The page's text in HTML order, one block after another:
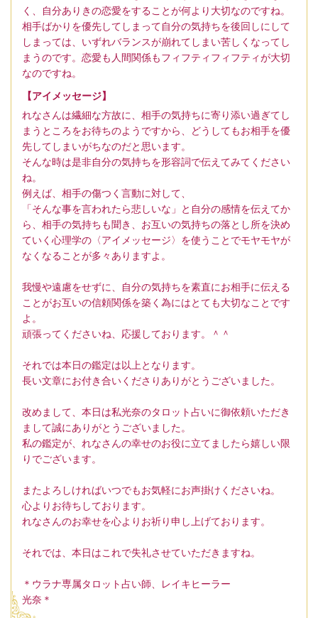
く、自分ありきの恋愛をすることが何より大切なのですね。
相手ばかりを優先してしまって自分の気持ちを後回しにして
しまっては、いずれバランスが崩れてしまい苦しくなってし
まうのです。恋愛も人間関係もフィフティフィフティが大切
なのですね。
【アイメッセージ】
れなさんは繊細な方故に、相手の気持ちに寄り添い過ぎてし
まうところをお待ちのようですから、どうしてもお相手を優
先してしまいがちなのだと思います。
そんな時は是非自分の気持ちを形容詞で伝えてみてください
ね。
例えば、相手の傷つく言動に対して、
「そんな事を言われたら悲しいな」と自分の感情を伝えてか
ら、相手の気持ちも聞き、お互いの気持ちの落とし所を決め
ていく心理学の〈アイメッセージ〉を使うことでモヤモヤが
なくなることが多々ありますよ。
我慢や遠慮をせずに、自分の気持ちを素直にお相手に伝える
ことがお互いの信頼関係を築く為にはとても大切なことです
よ。
頑張ってくださいね、応援しております。＾＾
それでは本日の鑑定は以上となります。
長い文章にお付き合いくださりありがとうございました。
改めまして、本日は私光奈のタロット占いに御依頼いただき
まして誠にありがとうございました。
私の鑑定が、れなさんの幸せのお役に立てましたら嬉しい限
りでございます。
またよろしければいつでもお気軽にお声掛けくださいね。
心よりお待ちしております。
れなさんのお幸せを心よりお祈り申し上げております。
それでは、本日はこれで失礼させていただきますね。
＊ウラナ専属タロット占い師、レイキヒーラー
光奈＊